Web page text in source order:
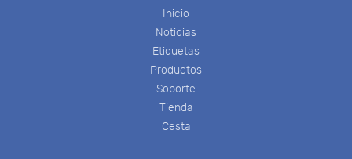
Inicio
Noticias
Etiquetas
Productos
Soporte
Tienda
Cesta